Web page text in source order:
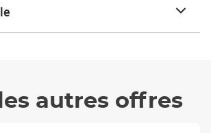
autres offres